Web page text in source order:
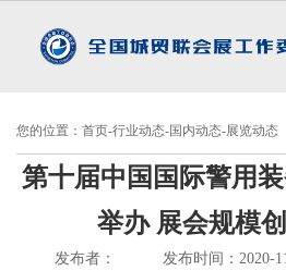
您的位置：首页-行业动态-国内动态-展览动态
第十届中国国际警用
举办 展会规模
发布者： 发布时间：2020-